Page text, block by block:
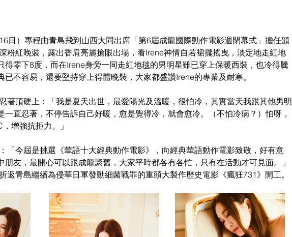
日）專程由青島飛到山西大同出席「第6屆成龍國際動作電影週閉幕式」擔任頒
粉紅晚裝，露出香肩亮麗搶眼出場，看Irene神情自若裙擺搖曳，淡定地走紅地
得零下8度，而在Irene身旁一同走紅地毯的男明星雖已穿上保暖西裝，也冷得騰
已不容易，還要堅持穿上得體晚裝，大家都盛讚Irene的專業及耐寒。
著頂硬上：「我是夏天出世，最愛陽光及溫暖，很怕冷，其實當天我跟其他男明
一直忍著，不停告訴自己好暖，愈是覺得冷，就會愈冷。（不怕冷病？）怕呀，
增強抗拒力。」
「今屆是挑選《華語十大經典動作電影》，向經典華語動作電影致敬，好有意
朋友，最開心可以跟成龍聚舊，大家平時都各有各忙，只有在活動才可見面。」
返青島繼續為侵華日軍發動細菌戰罪的重頭大製作歷史電影《瘋狂731》開工。